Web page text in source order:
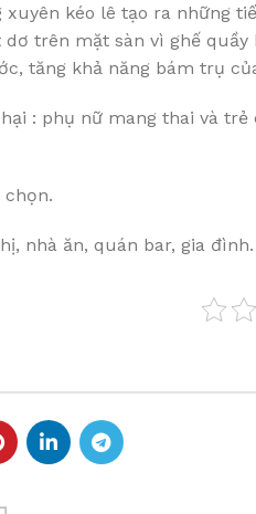
kéo lê tạo ra những
trên mặt sàn vì ghế
tăng khả năng bám trụ
: phụ nữ mang thai và
nhà ăn, quán bar, gia đình.